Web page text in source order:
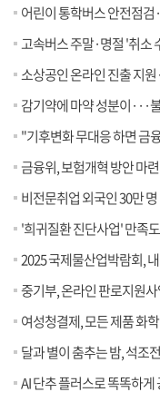
어린이 통학버스 안전점
고속버스 주말·명절 '취소
소상공인 온라인 진출 지
감기약에 마약 성분이···
"기후변화 무대응 하면 금
금융위, 보험개혁 방안 마련
비전문취업 외국인 30만
'희귀질환 진단사업' 만족
2025 국제물산업박람회,
중기부, 온라인 판로지원
여성청결제, 모든 제품 화
달과 별이 춤추는 밤, 석조
AI 단추 플러스로 똑똑하게